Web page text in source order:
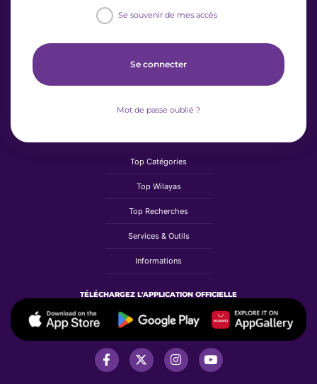
Se souvenir de mes accès
Se connecter
Mot de passe oublié ?
Top Catégories
Top Wilayas
Top Recherches
Services & Outils
Informations
TÉLÉCHARGEZ L'APPLICATION OFFICIELLE